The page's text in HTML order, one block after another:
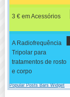
3 € em Acessórios
A Radiofrequência
Tripolar para
tratamentos de rosto
e corpo
Popular Posts Bars Widget